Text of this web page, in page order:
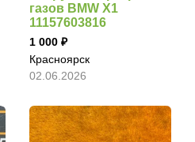
газов BMW X1
11157603816
1 000
Красноярск
02.06.2026